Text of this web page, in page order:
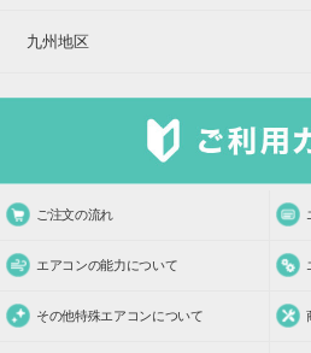
九州地区
ご注文の流れ
エアコンの能力について
その他特殊エアコンについて